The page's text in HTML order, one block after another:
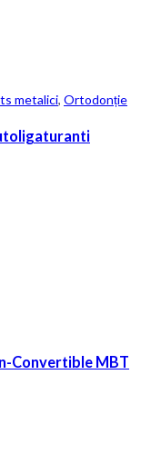
metalici, Ortodonție
Convertible MBT